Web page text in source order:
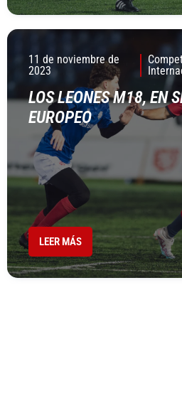
11 de noviembre de
2023
LOS LEONES M18, EN
EUROPEO
LEER MÁS